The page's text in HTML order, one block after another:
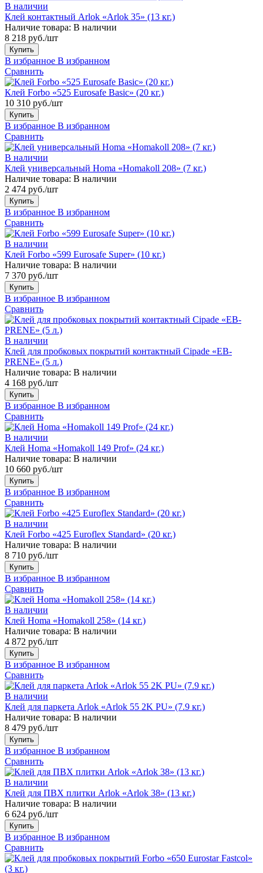
В наличии
Клей контактный Arlok «Arlok 35» (13 кг.)
Наличие товара: В наличии
8 218 руб./шт
Купить
В избранное В избранном
Сравнить
Клей Forbo «525 Eurosafe Basic» (20 кг.)
10 310 руб./шт
Купить
В избранное В избранном
Сравнить
В наличии
Клей универсальный Homa «Homakoll 208» (7 кг.)
Наличие товара: В наличии
2 474 руб./шт
Купить
В избранное В избранном
Сравнить
В наличии
Клей Forbo «599 Eurosafe Super» (10 кг.)
Наличие товара: В наличии
7 370 руб./шт
Купить
В избранное В избранном
Сравнить
В наличии
Клей для пробковых покрытий контактный Cipade «EB-
PRENE» (5 л.)
Наличие товара: В наличии
4 168 руб./шт
Купить
В избранное В избранном
Сравнить
В наличии
Клей Homa «Homakoll 149 Prof» (24 кг.)
Наличие товара: В наличии
10 660 руб./шт
Купить
В избранное В избранном
Сравнить
В наличии
Клей Forbo «425 Euroflex Standard» (20 кг.)
Наличие товара: В наличии
8 710 руб./шт
Купить
В избранное В избранном
Сравнить
В наличии
Клей Homa «Homakoll 258» (14 кг.)
Наличие товара: В наличии
4 872 руб./шт
Купить
В избранное В избранном
Сравнить
В наличии
Клей для паркета Arlok «Arlok 55 2K PU» (7.9 кг.)
Наличие товара: В наличии
8 479 руб./шт
Купить
В избранное В избранном
Сравнить
В наличии
Клей для ПВХ плитки Arlok «Arlok 38» (13 кг.)
Наличие товара: В наличии
6 624 руб./шт
Купить
В избранное В избранном
Сравнить